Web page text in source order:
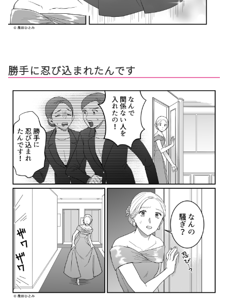
勝手に忍び込まれたんです